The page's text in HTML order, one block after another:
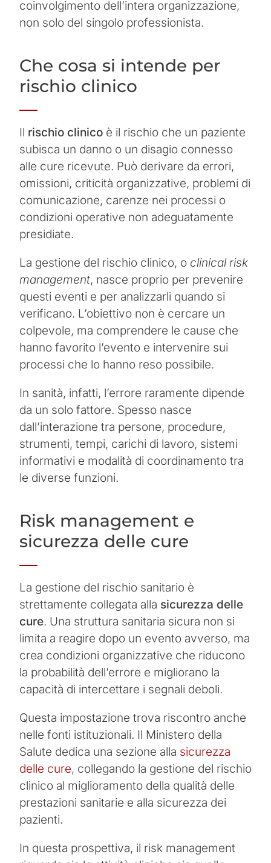
coinvolgimento dell’intera organizzazione,
non solo del singolo professionista.
Che cosa si intende per
rischio clinico
Il rischio clinicoè il rischio che un paziente
subisca un danno o un disagio connesso
alle cure ricevute. Può derivare da errori,
omissioni, criticità organizzative, problemi di
comunicazione, carenze nei processi o
condizioni operative non adeguatamente
presidiate.
La gestione del rischio clinico, o clinical risk
management, nasce proprio per prevenire
questi eventi e per analizzarli quando si
verificano. L’obiettivo non è cercare un
colpevole, ma comprendere le cause che
hanno favorito l’evento e intervenire sui
processi che lo hanno reso possibile.
In sanità, infatti, l’errore raramente dipende
da un solo fattore. Spesso nasce
dall’interazione tra persone, procedure,
strumenti, tempi, carichi di lavoro, sistemi
informativi e modalità di coordinamento tra
le diverse funzioni.
Risk management e
sicurezza delle cure
La gestione del rischio sanitario è
strettamente collegata alla sicurezza delle
cure. Una struttura sanitaria sicura non si
limita a reagire dopo un evento avverso, ma
crea condizioni organizzative che riducono
la probabilità dell’errore e migliorano la
capacità di intercettare i segnali deboli.
Questa impostazione trova riscontro anche
nelle fonti istituzionali. Il Ministero della
Salute dedica una sezione alla sicurezza
delle cure, collegando la gestione del rischio
clinico al miglioramento della qualità delle
prestazioni sanitarie e alla sicurezza dei
pazienti.
In questa prospettiva, il risk management